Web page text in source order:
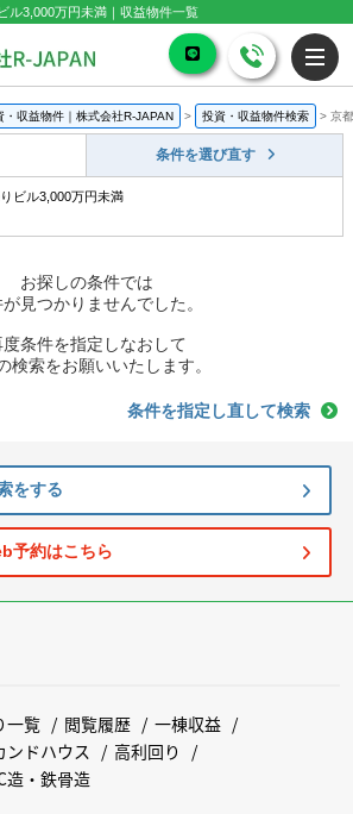
ル3,000万円未満｜収益物件一覧
収益物件｜株式会社R-JAPAN > 投資・収益物件検索 > 京
条件を選び直す
ビル3,000万円未満
お探しの条件では
見つかりませんでした。
度条件を指定しなおして
検索をお願いいたします。
条件を指定し直して検索
をする
予約はこちら
一覧 閲覧履歴
一棟収益
ンドハウス
高利回り
造・鉄骨造